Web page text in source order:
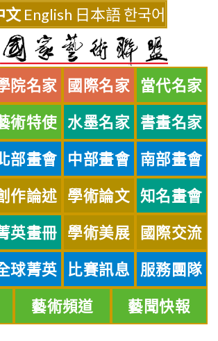
文 English 日本語한국어
院名家 國際名家 當代名家
術特使 水墨名家 書畫名家
部畫會 中部畫會 南部畫會
作論述 學術論文 知名畫會
英畫冊 學術美展 國際交流
球菁英 比賽訊息 服務團隊
藝術頻道 藝聞快報